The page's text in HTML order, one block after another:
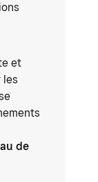
et
les
de